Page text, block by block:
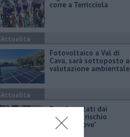
corre a Terricciola
Attualità
Fotovoltaico a Val di
Cava, sarà sottoposto a
valutazione ambientale
Attualità
Bus devastati dai
vandali, "a rischio
Valdera Move"